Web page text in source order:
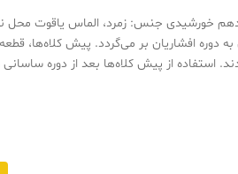
خورشیدی جنس: زمرد، الماس یاقوت محل
دوره افشاریان بر می‌گردد. پیش کلاه‌ها،
استفاده از پیش کلاه‌ها بعد از دوره ساسانی